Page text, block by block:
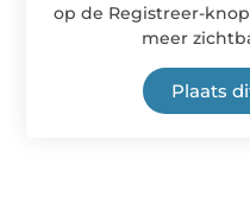
op de Registreer-
meer
Plaats